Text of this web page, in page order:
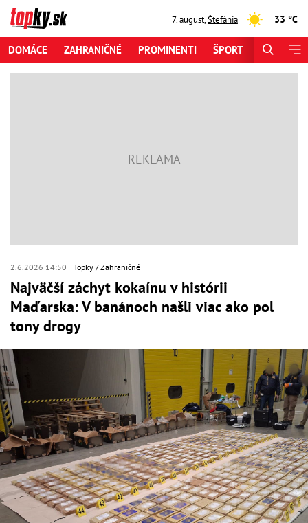
7. august,Štefánia 33 °C
DOMÁCE ZAHRANIČNÉ PROMINENTI ŠPORT
2.6.2026 14:50 Topky Zahraničné
Najväčší záchyt kokaínu v histórii
Maďarska: V banánoch našli viac ako pol
tony drogy